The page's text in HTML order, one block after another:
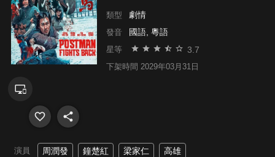
類型 劇情
發音 國語, 粵語
星等 3.7
下架時間 2029年03月31日
演員 周潤發 鐘楚紅 梁家仁 高雄